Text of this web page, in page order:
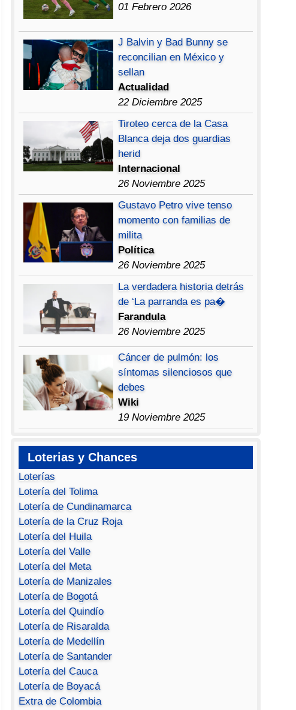
01 Febrero 2026
J Balvin y Bad Bunny se
reconcilian en México y
sellan
Actualidad
22 Diciembre 2025
Tiroteo cerca de la Casa
Blanca deja dos guardias
herid
Internacional
26 Noviembre 2025
Gustavo Petro vive tenso
momento con familias de
milita
Política
26 Noviembre 2025
La verdadera historia detrás
de ‘La parranda es pa�
Farandula
26 Noviembre 2025
Cáncer de pulmón: los
síntomas silenciosos que
debes
Wiki
19 Noviembre 2025
Loterias y Chances
Loterías
Lotería del Tolima
Lotería de Cundinamarca
Lotería de la Cruz Roja
Lotería del Huila
Lotería del Valle
Lotería del Meta
Lotería de Manizales
Lotería de Bogotá
Lotería del Quindío
Lotería de Risaralda
Lotería de Medellín
Lotería de Santander
Lotería del Cauca
Lotería de Boyacá
Extra de Colombia